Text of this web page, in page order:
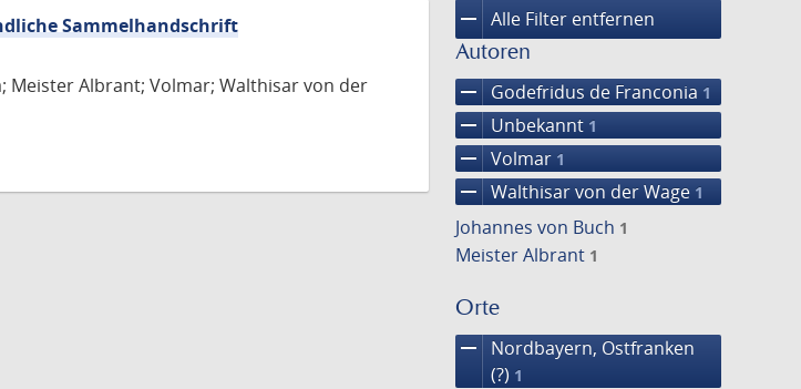
remove Alle Filter entfernen
Autoren
remove Godefridus de Franconia 1
remove Unbekannt 1
remove Volmar 1
remove Walthisar von der Wage 1
Johannes von Buch 1
Meister Albrant 1
Orte
remove
Nordbayern, Ostfranken
(?) 1
Sammelhandschrift
Meister Albrant; Volmar; Walthisar von der